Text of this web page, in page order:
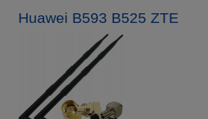
Huawei B593 B525 ZTE